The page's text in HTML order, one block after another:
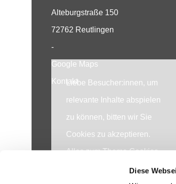
Diese
Alteburgstraße 150
72762 Reutlingen
-
Google Maps
KontaktLiebe Besucher:innen, um
relevante Inhalte abspielen
zu können, bitten wir Sie
Cookies zu akzeptieren.
Alles zum Thema Cookies
und personenbezogene
Datenschutzerklärung